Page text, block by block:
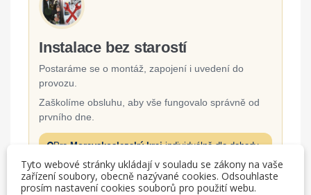
Instalace bez starostí
Postaráme se o montáž, zapojení i uvedení do
provozu.
Zaškolíme obsluhu, aby vše fungovalo správně od
prvního dne.
ProMoravskoslezský krajindividuálně dle dohody.
Odborná montáž a zapojení
Tyto webové stránky ukládají v souladu se zákony na vaše
zařízení soubory, obecně nazývané cookies. Odsouhlaste
prosím nastavení cookies souborů pro použití webu.